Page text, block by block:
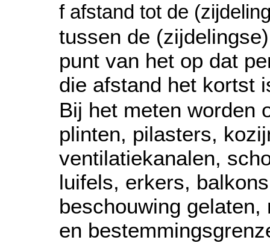
f afstand tot de
tussen de
punt van het op dat
die afstand het kortst
Bij het meten worden
plinten, pilasters,
ventilatiekanalen,
luifels, erkers,
beschouwing
en